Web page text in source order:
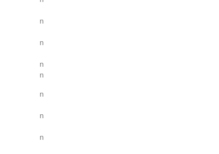
n
n
n
n
n
n
n